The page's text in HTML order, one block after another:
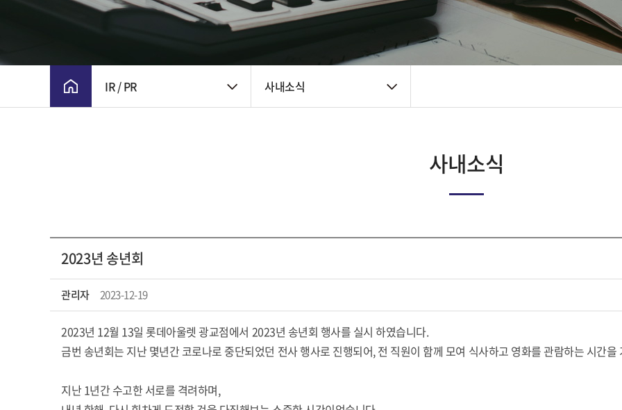
회사위치
품질방침
IR / PR 사내소식
사내소식
2023년 송년회
관리자 2023-12-19
2023년 12월 13일 롯데아울렛 광교점에서 2023년 송년회 행사를 실시 하였습니다.
금번 송년회는 지난 몇년간 코로나로 중단되었던 전사 행사로 진행되어, 전 직원이 함께 모여 식사하고 영화를 관람하는 시간을
지난 1년간 수고한 서로를 격려하며,